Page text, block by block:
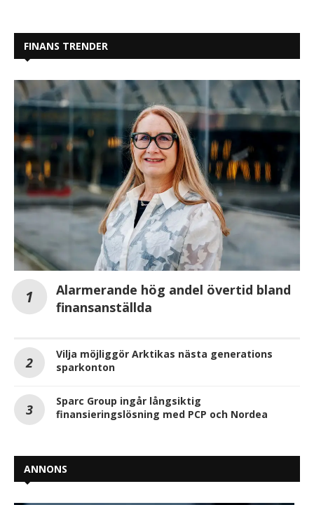
FINANS TRENDER
Alarmerande hög andel övertid bland
finan­san­ställda
Vilja möjliggör Arktikas nästa generations
sparkonton
Sparc Group ingår långsiktig
finansieringslösning med PCP och Nordea
ANNONS